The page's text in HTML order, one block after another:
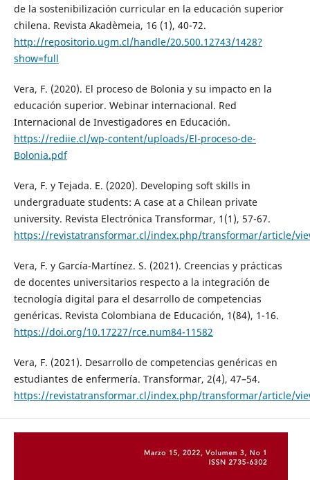
de la sostenibilización curricular en la educación superior
chilena. Revista Akadèmeia, 16 (1), 40-72.
http://repositorio.ugm.cl/handle/20.500.12743/1428?
show=full
Vera, F. (2020). El proceso de Bolonia y su impacto en la
educación superior. Webinar internacional. Red
Internacional de Investigadores en Educación.
https://rediie.cl/wp-content/uploads/El-proceso-de-
Bolonia.pdf
Vera, F. y Tejada. E. (2020). Developing soft skills in
undergraduate students: A case at a Chilean private
university. Revista Electrónica Transformar, 1(1), 57-67.
https://revistatransformar.cl/index.php/transformar/article/
Vera, F. y García-Martínez. S. (2021). Creencias y prácticas
de docentes universitarios respecto a la integración de
tecnología digital para el desarrollo de competencias
genéricas. Revista Colombiana de Educación, 1(84), 1-16.
https://doi.org/10.17227/rce.num84-11582
Vera, F. (2021). Desarrollo de competencias genéricas en
estudiantes de enfermería. Transformar, 2(4), 47–54.
https://revistatransformar.cl/index.php/transformar/article/